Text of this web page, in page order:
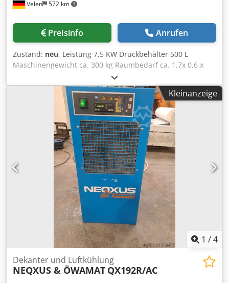
Velen 572 km
Preisinfo Anrufen
Zustand: neu, Leistung 7,5 KW Druckbehälter 500 L
Maschinengewicht ca. 300 kg Raumbedarf ca. 1,7x 0,6 x
1,45 m Förderdruck 16 bar Literleistung 870 l Der UWM
10/870/500 K50 + Startbox ist mit einer K50-Pumpe
ausgestattet. Beachten Sie, dass es sich um eine
Hochdruckversion handelt (insbesondere für
Lastkraftwagen oder Orte, an denen ein höherer Druck
erforderlich ist) , Industrie und schwere Arbeit. Die
Startbox dient dazu, eine niedrigere Startspannung zu
erhalten (um Spitzenspannungen zu reduzieren. Csdehid
Erepfx Akaorf Der UWM 10/870/500 ist mit 400 V erhältlich
Kleinanzeige
1 /4
Dekanter und Luftkühlung
NEQXUS & ÖWAMAT QX192R/AC